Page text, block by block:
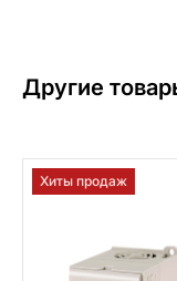
Другие
Хиты продаж